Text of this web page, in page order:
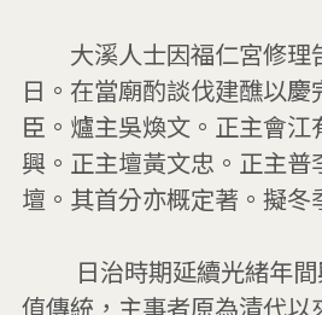
日。在當廟酌談伐建醮以
臣。爐主吳煥文。正主會
興。正主壇黃文忠。正主普
壇。其首分亦概定著。擬冬
值傳統，主事者原為清代以